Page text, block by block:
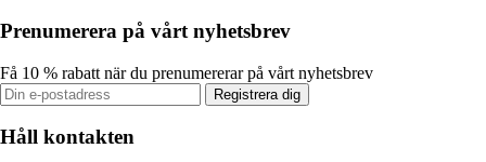
Prenumerera på vårt nyhetsbrev
Få 10 % rabatt när du prenumererar på vårt nyhetsbrev
Registrera dig
Håll kontakten